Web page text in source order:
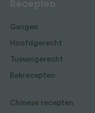
Recepten
Gangen
Hoofdgerecht
Tussengerecht
Bakrecepten
Chinese recepten